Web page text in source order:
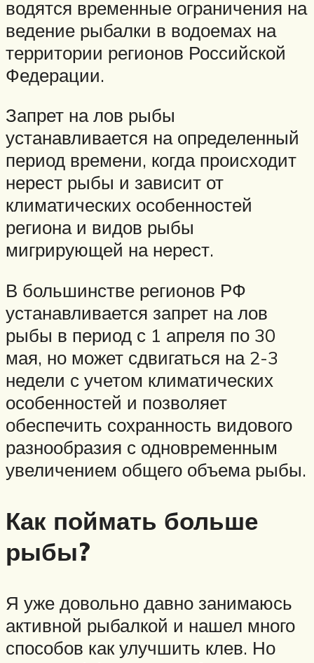
водятся временные ограничения на
ведение рыбалки в водоемах на
территории регионов Российской
Федерации.
Запрет на лов рыбы
устанавливается на определенный
период времени, когда происходит
нерест рыбы и зависит от
климатических особенностей
региона и видов рыбы
мигрирующей на нерест.
В большинстве регионов РФ
устанавливается запрет на лов
рыбы в период с 1 апреля по 30
мая, но может сдвигаться на 2-3
недели с учетом климатических
особенностей и позволяет
обеспечить сохранность видового
разнообразия с одновременным
увеличением общего объема рыбы.
Как поймать больше
рыбы?
Я уже довольно давно занимаюсь
активной рыбалкой и нашел много
способов как улучшить клев. Но